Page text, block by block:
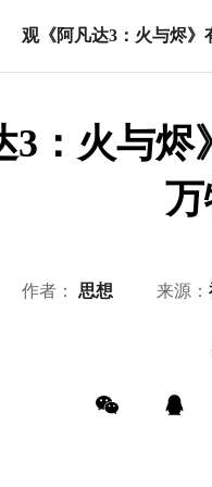
观《阿凡达3：火与烬
3：火与
作者： 思想 来源：